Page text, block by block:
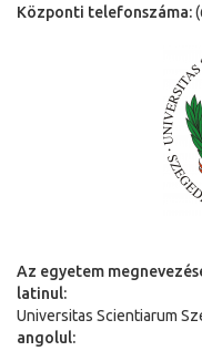
Központi telefonszáma:
Az egyetem
latinul:
Universitas Scientiarum
angolul: